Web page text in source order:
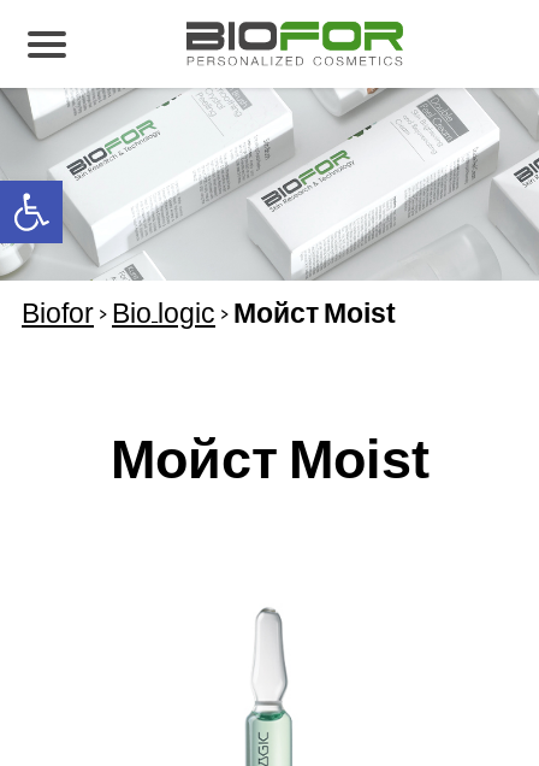
Open toolbar
О нас
Продукция
Результаты лечения
Свяжитесь с нами
Biofor > Bio_logic > Мойст Moist
Мойст Moist